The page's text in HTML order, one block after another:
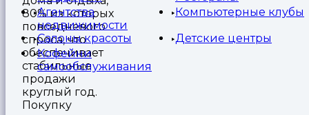
Агентства
недвижимости
Компьютерные клубы
Салоны красоты
Детские центры
Кофейни
самообслуживания
80% из которых
повседневого
спроса, что
обеспечивает
стабильные
продажи
круглый год.
Покупку